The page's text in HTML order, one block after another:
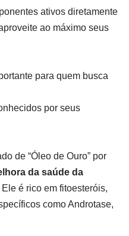
ativos diretamente
ao máximo seus
para quem busca
por seus
de “Óleo de Ouro” por
da saúde da
é rico em fitoesteróis,
como Androtase,